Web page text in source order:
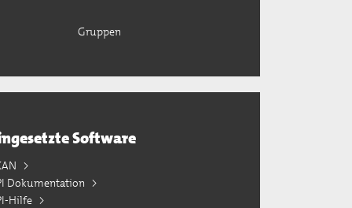
Gruppen
Software
Dokumentation
Hilfe